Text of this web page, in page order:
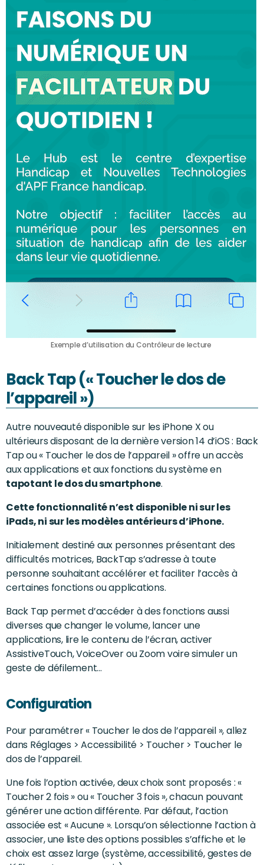
Exemple d’utilisation du Contrôleur de lecture
Back Tap (« Toucher le dos de
l’appareil »)
Autre nouveauté disponible sur les iPhone X ou
ultérieurs disposant de la dernière version 14 d’iOS : Back
Tap ou « Toucher le dos de l’appareil » offre un accès
aux applications et aux fonctions du système en
tapotant le dos du smartphone.
Cette fonctionnalité n’est disponible ni sur les
iPads, ni sur les modèles antérieurs d’iPhone.
Initialement destiné aux personnes présentant des
difficultés motrices, BackTap s’adresse à toute
personne souhaitant accélérer et faciliter l’accès à
certaines fonctions ou applications.
Back Tap permet d’accéder à des fonctions aussi
diverses que changer le volume, lancer une
applications, lire le contenu de l’écran, activer
AssistiveTouch, VoiceOver ou Zoom voire simuler un
geste de défilement…
Configuration
Pour paramétrer « Toucher le dos de l’appareil », allez
dans Réglages > Accessibilité > Toucher > Toucher le
dos de l’appareil.
Une fois l’option activée, deux choix sont proposés : «
Toucher 2 fois » ou « Toucher 3 fois », chacun pouvant
générer une action différente. Par défaut, l’action
associée est « Aucune ». Lorsqu’on sélectionne l’action à
associer, une liste des options possibles s’affiche et le
choix est assez large (système, accessibilité, gestes de